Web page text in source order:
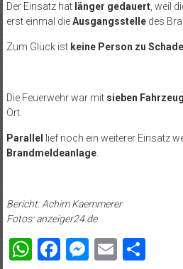
Der Einsatz hat länger gedauert, weil
erst einmal dieAusgangsstelledes
Zum Glück ist keine Person zu
Die Feuerwehr war mit sieben
Ort.
Parallel lief noch ein weiterer Einsatz
Brandmeldeanlage.
Bericht: Achim Kaemmerer
Fotos: anzeiger24.de
WhatsApp
Facebook
Email